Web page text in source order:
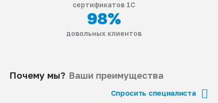
сертификатов 1С
98%
довольных клиентов
Почему мы? Ваши преимущества
Спросить специалиста